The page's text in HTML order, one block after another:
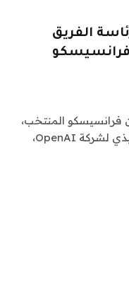
الفريق
فرانسيسكو
فرانسيسكو المنتخب،
دانييل لوري، قام بتعيين الرئيس التنفيذي لشركة OpenAI،